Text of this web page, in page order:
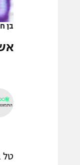
לוח
המגזין
בן
אשר